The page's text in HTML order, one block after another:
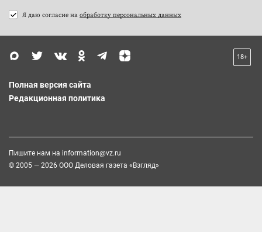
Я даю согласие на обработку персональных данных
18+
Полная версия сайта
Редакционная политика
Пишите нам на information@vz.ru
© 2005 — 2026 ООО Деловая газета «Взгляд»